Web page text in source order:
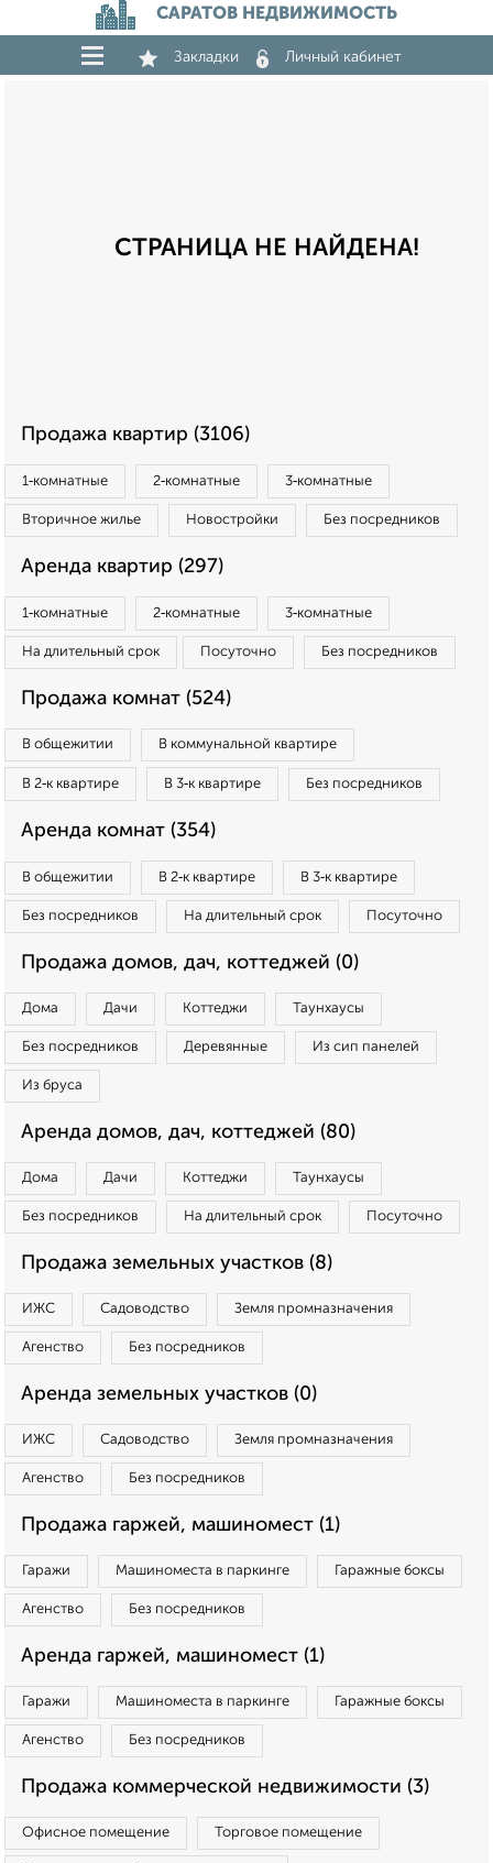
САРАТОВ НЕДВИЖИМОСТЬ
Закладки Личный кабинет
СТРАНИЦА НЕ НАЙДЕНА!
Продажа квартир (3106)
1‑комнатные 2‑комнатные 3‑комнатные
Вторичное жилье Новостройки Без посредников
Аренда квартир (297)
1‑комнатные 2‑комнатные 3‑комнатные
На длительный срок Посуточно Без посредников
Продажа комнат (524)
В общежитии В коммунальной квартире
В 2‑к квартире В 3‑к квартире Без посредников
Аренда комнат (354)
В общежитии В 2‑к квартире В 3‑к квартире
Без посредников На длительный срок Посуточно
Продажа домов, дач, коттеджей (0)
Дома Дачи Коттеджи Таунхаусы
Без посредников Деревянные Из сип панелей
Из бруса
Аренда домов, дач, коттеджей (80)
Дома Дачи Коттеджи Таунхаусы
Без посредников На длительный срок Посуточно
Продажа земельных участков (8)
ИЖС Садоводство Земля промназначения
Агенство Без посредников
Аренда земельных участков (0)
ИЖС Садоводство Земля промназначения
Агенство Без посредников
Продажа гаржей, машиномест (1)
Гаражи Машиноместа в паркинге Гаражные боксы
Агенство Без посредников
Аренда гаржей, машиномест (1)
Гаражи Машиноместа в паркинге Гаражные боксы
Агенство Без посредников
Продажа коммерческой недвижимости (3)
Офисное помещение Торговое помещение